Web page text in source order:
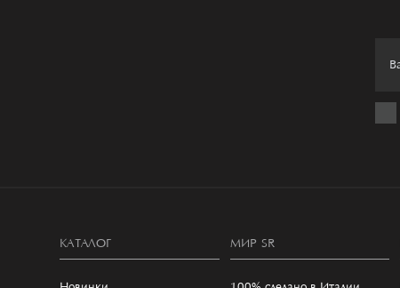
КАТАЛОГ МИР SR